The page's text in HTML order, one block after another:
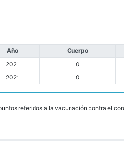
Año Cuerpo
2021 0
2021 0
referidos a la vacunación contra el